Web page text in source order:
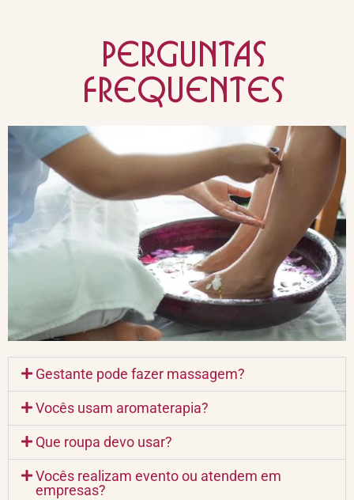
Perguntas
frequentes
Gestante pode fazer massagem?
Vocês usam aromaterapia?
Que roupa devo usar?
Vocês realizam evento ou atendem em
empresas?